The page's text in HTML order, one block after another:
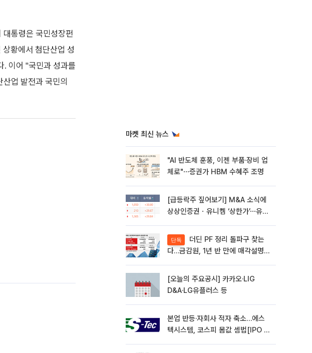
대통령은 국민성장펀
황에서 첨단산업 성
. 이어 "국민과 성과를
업 발전과 국민의
마켓 최신 뉴스
"AI 반도체 훈풍, 이젠 부품·장비 업
체로"⋯증권가 HBM 수혜주 조명
[급등락주 짚어보기] M&A 소식에
상상인증권ㆍ유니켐 ‘상한가’⋯유증
단독
다…금감원, 1년 반 만에 매각설명회
[오늘의 주요공시] 카카오·LIG
D&A·LG유플러스 등
본업 반등·자회사 적자 축소…에스
텍시스템, 코스피 몸값 셈법[IPO 엑